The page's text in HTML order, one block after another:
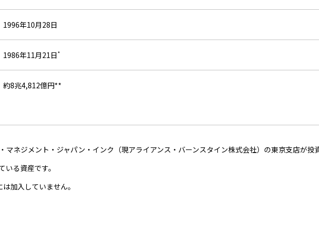
1996年10月28日
1986年11月21日*
約8兆4,812億円**
マネジメント・ジャパン・インク（現アライアンス・バーンスタイン株式会社）の東京支店が投
る資産です。
加入していません。